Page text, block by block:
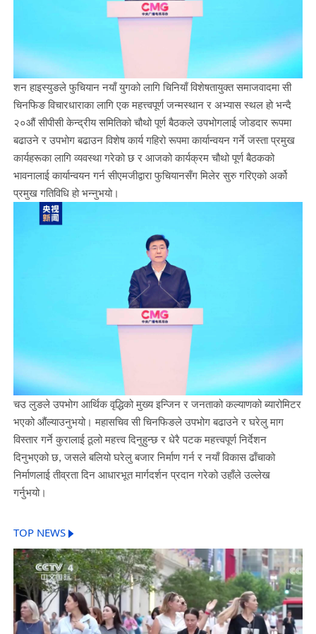
शन हाइस्युङले फुचियान नयाँ युगको लागि चिनियाँ विशेषतायुक्त समाजवादमा सी
चिनफिङ विचारधाराका लागि एक महत्त्वपूर्ण जन्मस्थान र अभ्यास स्थल हो भन्दै
२०औं सीपीसी केन्द्रीय समितिको चौथो पूर्ण बैठकले उपभोगलाई जोडदार रूपमा
बढाउने र उपभोग बढाउन विशेष कार्य गहिरो रूपमा कार्यान्वयन गर्ने जस्ता प्रमुख
कार्यहरूका लागि व्यवस्था गरेको छ र आजको कार्यक्रम चौथो पूर्ण बैठकको
भावनालाई कार्यान्वयन गर्न सीएमजीद्वारा फुचियानसँग मिलेर सुरु गरिएको अर्को
प्रमुख गतिविधि हो भन्नुभयो।
चउ लुङले उपभोग आर्थिक वृद्धिको मुख्य इन्जिन र जनताको कल्याणको ब्यारोमिटर
भएको औंल्याउनुभयो। महासचिव सी चिनफिङले उपभोग बढाउने र घरेलु माग
विस्तार गर्ने कुरालाई ठूलो महत्त्व दिनुहुन्छ र धेरै पटक महत्त्वपूर्ण निर्देशन
दिनुभएको छ, जसले बलियो घरेलु बजार निर्माण गर्न र नयाँ विकास ढाँचाको
निर्माणलाई तीव्रता दिन आधारभूत मार्गदर्शन प्रदान गरेको उहाँले उल्लेख
गर्नुभयो।
TOP NEWS